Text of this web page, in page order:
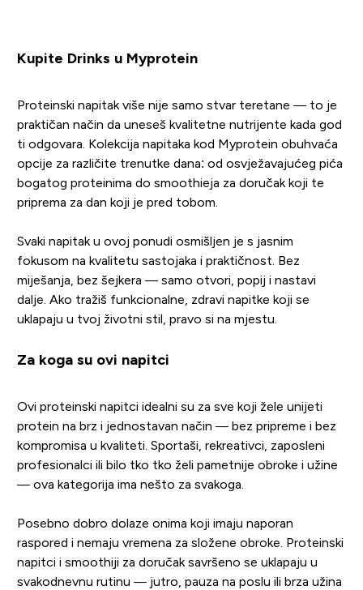
Kupite Drinks u Myprotein
Proteinski napitak više nije samo stvar teretane — to je
praktičan način da uneseš kvalitetne nutrijente kada god
ti odgovara. Kolekcija napitaka kod Myprotein obuhvaća
opcije za različite trenutke dana: od osvježavajućeg pića
bogatog proteinima do smoothieja za doručak koji te
priprema za dan koji je pred tobom.
Svaki napitak u ovoj ponudi osmišljen je s jasnim
fokusom na kvalitetu sastojaka i praktičnost. Bez
miješanja, bez šejkera — samo otvori, popij i nastavi
dalje. Ako tražiš funkcionalne, zdravi napitke koji se
uklapaju u tvoj životni stil, pravo si na mjestu.
Za koga su ovi napitci
Ovi proteinski napitci idealni su za sve koji žele unijeti
protein na brz i jednostavan način — bez pripreme i bez
kompromisa u kvaliteti. Sportaši, rekreativci, zaposleni
profesionalci ili bilo tko tko želi pametnije obroke i užine
— ova kategorija ima nešto za svakoga.
Posebno dobro dolaze onima koji imaju naporan
raspored i nemaju vremena za složene obroke. Proteinski
napitci i smoothiji za doručak savršeno se uklapaju u
svakodnevnu rutinu — jutro, pauza na poslu ili brza užina